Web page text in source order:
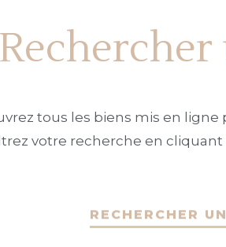
tous les biens mis en ligne
votre recherche en cliquant
RECHERCHER